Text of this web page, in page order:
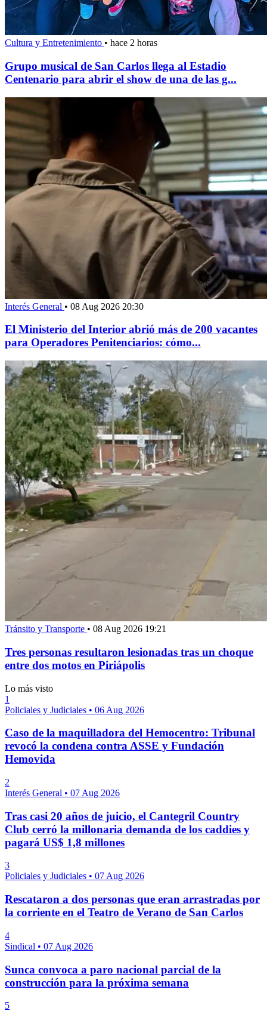
Cultura y Entretenimiento • hace 2 horas
Grupo musical de San Carlos llega al Estadio
Centenario para abrir el show de una de las g...
Interés General • 08 Aug 2026 20:30
El Ministerio del Interior abrió más de 200 vacantes
para Operadores Penitenciarios: cómo...
Tránsito y Transporte • 08 Aug 2026 19:21
Tres personas resultaron lesionadas tras un choque
entre dos motos en Piriápolis
Lo más visto
1
Policiales y Judiciales • 06 Aug 2026
Caso de la maquilladora del Hemocentro: Tribunal
revocó la condena contra ASSE y Fundación
Hemovida
2
Interés General • 07 Aug 2026
Tras casi 20 años de juicio, el Cantegril Country
Club cerró la millonaria demanda de los caddies y
pagará US$ 1,8 millones
3
Policiales y Judiciales • 07 Aug 2026
Rescataron a dos personas que eran arrastradas por
la corriente en el Teatro de Verano de San Carlos
4
Sindical • 07 Aug 2026
Sunca convoca a paro nacional parcial de la
construcción para la próxima semana
5